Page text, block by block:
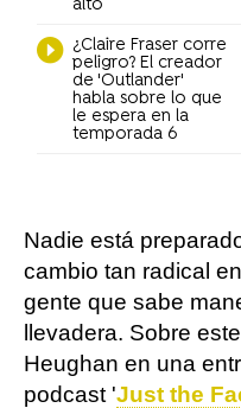
alto
¿Claire Fraser corre
peligro? El creador
de 'Outlander'
habla sobre lo que
le espera en la
temporada 6
Nadie está
cambio tan radical
gente que sabe
llevadera. Sobre
Heughan en una
podcast 'Just the